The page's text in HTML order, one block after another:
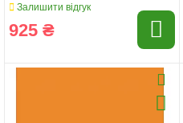
Залишити відгук
925 ₴